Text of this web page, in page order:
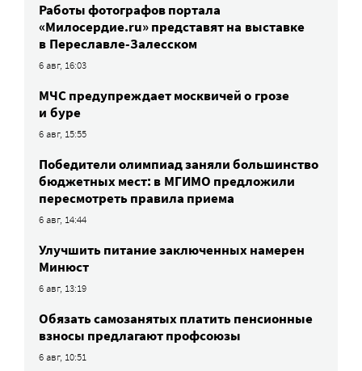
Работы фотографов портала
«Милосердие.ru» представят на выставке
в Переславле-Залесском
6 авг, 16:03
МЧС предупреждает москвичей о грозе
и буре
6 авг, 15:55
Победители олимпиад заняли большинство
бюджетных мест: в МГИМО предложили
пересмотреть правила приема
6 авг, 14:44
Улучшить питание заключенных намерен
Минюст
6 авг, 13:19
Обязать самозанятых платить пенсионные
взносы предлагают профсоюзы
6 авг, 10:51